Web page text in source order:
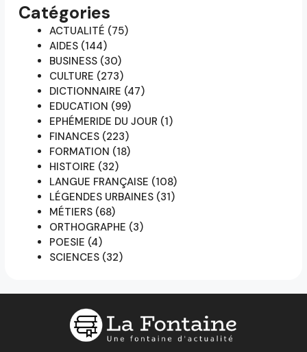
Catégories
ACTUALITÉ (75)
AIDES (144)
BUSINESS (30)
CULTURE (273)
DICTIONNAIRE (47)
EDUCATION (99)
EPHÉMERIDE DU JOUR (1)
FINANCES (223)
FORMATION (18)
HISTOIRE (32)
LANGUE FRANÇAISE (108)
LÉGENDES URBAINES (31)
MÉTIERS (68)
ORTHOGRAPHE (3)
POESIE (4)
SCIENCES (32)